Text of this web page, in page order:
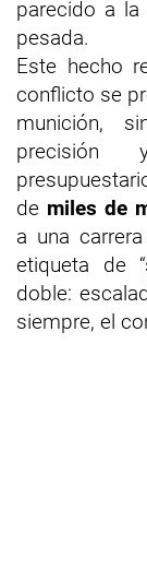
parecido a
pesada.
Este hecho
conflicto se
munición,
precisión
de miles de
a una
etiqueta de
doble:
siempre, el